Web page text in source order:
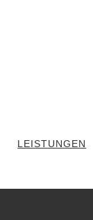
LEISTUNGEN